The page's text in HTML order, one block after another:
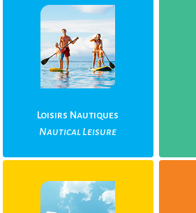
Loisirs Nautiques
Nautical Leisure